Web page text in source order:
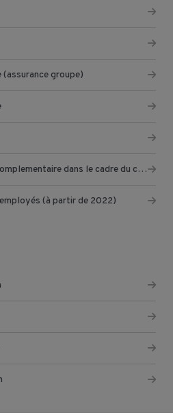
groupe)
Allocaton de chomage complementaire dans le cadre du chomage temporaire
(à partir de 2022)